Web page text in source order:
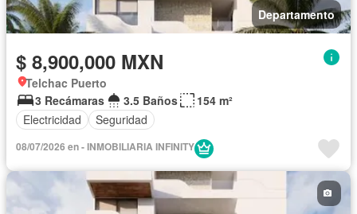
Departamento
$ 8,900,000 MXN
Telchac Puerto
3 Recámaras
3.5 Baños
154 m²
Electricidad
Seguridad
08/07/2026 en - INMOBILIARIA INFINITY